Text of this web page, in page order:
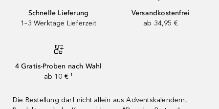
Schnelle Lieferung
1–3 Werktage Lieferzeit
Versandkostenfrei
ab 34,95 €
4 Gratis-Proben nach Wahl
ab 10 € ¹
Die Bestellung darf nicht allein aus Adventskalendern,